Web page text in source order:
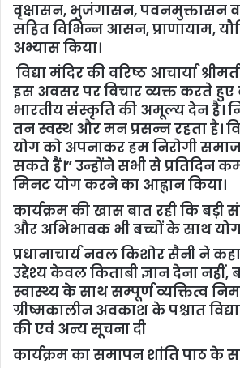
वृक्षासन, भुजंगासन, पवनमुक्तासन
सहित विभिन्न आसन, प्राणायाम,
अभ्यास किया।
विद्या मंदिर की वरिष्ठ आचार्या
इस अवसर पर विचार व्यक्त करते हुए
भारतीय संस्कृति की अमूल्य देन है।
तन स्वस्थ और मन प्रसन्न रहता है।
योग को अपनाकर हम निरोगी
सकते हैं।” उन्होंने सभी से प्रतिदिन
मिनट योग करने का आह्वान किया।
कार्यक्रम की खास बात रही कि बड़ी
और अभिभावक भी बच्चों के साथ
प्रधानाचार्य नवल किशोर सैनी ने
उद्देश्य केवल किताबी ज्ञान देना
स्वास्थ्य के साथ सम्पूर्ण व्यक्तित्व
ग्रीष्मकालीन अवकाश के पश्चात
की एवं अन्य सूचना दी
कार्यक्रम का समापन शांति पाठ के